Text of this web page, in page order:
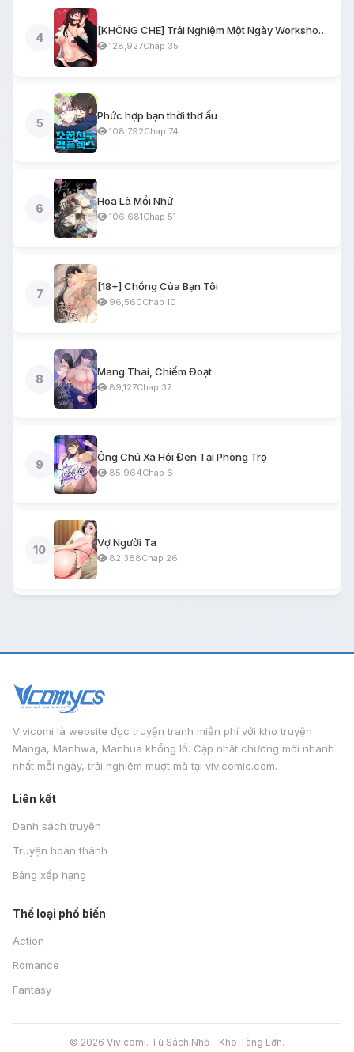
4
[KHÔNG CHE] Trải Nghiệm Một Ngày Workshop BDSM
128,927Chap 35
5
Phức hợp bạn thời thơ ấu
108,792Chap 74
6
Hoa Là Mồi Nhử
106,681Chap 51
7
[18+] Chồng Của Bạn Tôi
96,560Chap 10
8
Mang Thai, Chiếm Đoạt
89,127Chap 37
9
Ông Chú Xã Hội Đen Tại Phòng Trọ
85,964Chap 6
10
Vợ Người Ta
82,388Chap 26
Vivicomi là website đọc truyện tranh miễn phí với kho truyện
Manga, Manhwa, Manhua khổng lồ. Cập nhật chương mới nhanh
nhất mỗi ngày, trải nghiệm mượt mà tại vivicomic.com.
Liên kết
Danh sách truyện
Truyện hoàn thành
Bảng xếp hạng
Thể loại phổ biến
Action
Romance
Fantasy
© 2026 Vivicomi. Tủ Sách Nhỏ – Kho Tàng Lớn.